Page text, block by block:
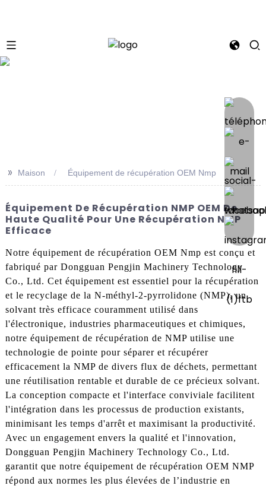
>> Maison Équipement de récupération OEM Nmp
Équipement De Récupération NMP OEM De
Haute Qualité Pour Une Récupération NMP
Efficace
Notre équipement de récupération OEM Nmp est conçu et
fabriqué par Dongguan Pengjin Machinery Technology
Co., Ltd. Cet équipement est essentiel pour la récupération
et le recyclage de la N-méthyl-2-pyrrolidone (NMP), un
solvant très efficace couramment utilisé dans
l'électronique, industries pharmaceutiques et chimiques,
notre équipement de récupération de NMP utilise une
technologie de pointe pour séparer et récupérer
efficacement la NMP de divers flux de déchets, permettant
une réutilisation rentable et durable de ce précieux solvant.
La conception compacte et l'interface conviviale facilitent
l'intégration dans les processus de production existants,
minimisant les temps d'arrêt et maximisant la productivité.
Avec un engagement envers la qualité et l'innovation,
Dongguan Pengjin Machinery Technology Co., Ltd.
garantit que notre équipement de récupération OEM NMP
répond aux normes les plus élevées de l’industrie en